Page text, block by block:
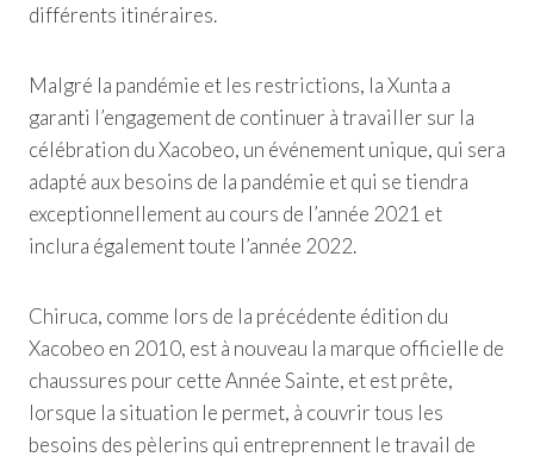
différents itinéraires.
Malgré la pandémie et les restrictions, la Xunta a
garanti l’engagement de continuer à travailler sur la
célébration du Xacobeo, un événement unique, qui sera
adapté aux besoins de la pandémie et qui se tiendra
exceptionnellement au cours de l’année 2021 et
inclura également toute l’année 2022.
Chiruca, comme lors de la précédente édition du
Xacobeo en 2010, est à nouveau la marque officielle de
chaussures pour cette Année Sainte, et est prête,
lorsque la situation le permet, à couvrir tous les
besoins des pèlerins qui entreprennent le travail de